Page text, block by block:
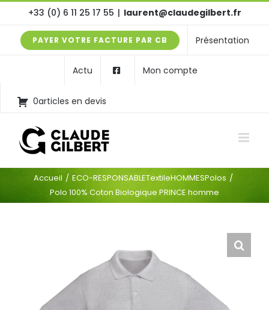
contenu
+33 (0) 6 11 25 17 55 | laurent@claudegilbert.fr
PAYER VOTRE FACTURE PAR CB Présentation
Actu
0articles en devis
Mon compte
Accueil ECO-RESPONSABLETextileHOMMESPolos
Polo 100% Coton Biologique PRINCE homme